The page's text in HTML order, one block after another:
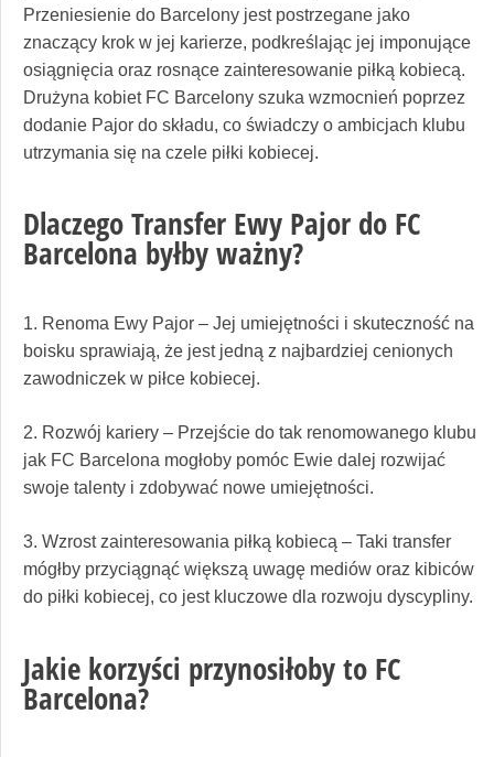
Przeniesienie do Barcelony jest postrzegane jako
znaczący krok w jej karierze, podkreślając jej imponujące
osiągnięcia oraz rosnące zainteresowanie piłką kobiecą.
Drużyna kobiet FC Barcelony szuka wzmocnień poprzez
dodanie Pajor do składu, co świadczy o ambicjach klubu
utrzymania się na czele piłki kobiecej.
Dlaczego Transfer Ewy Pajor do FC
Barcelona byłby ważny?
1. Renoma Ewy Pajor – Jej umiejętności i skuteczność na
boisku sprawiają, że jest jedną z najbardziej cenionych
zawodniczek w piłce kobiecej.
2. Rozwój kariery – Przejście do tak renomowanego klubu
jak FC Barcelona mogłoby pomóc Ewie dalej rozwijać
swoje talenty i zdobywać nowe umiejętności.
3. Wzrost zainteresowania piłką kobiecą – Taki transfer
mógłby przyciągnąć większą uwagę mediów oraz kibiców
do piłki kobiecej, co jest kluczowe dla rozwoju dyscypliny.
Jakie korzyści przynosiłoby to FC
Barcelona?